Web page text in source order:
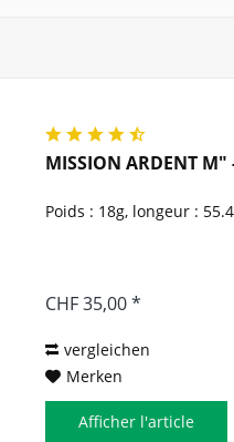
MISSION ARDENT
Poids : 18g, longeur :
CHF 35,00 *
vergleichen
Merken
Afficher l'article